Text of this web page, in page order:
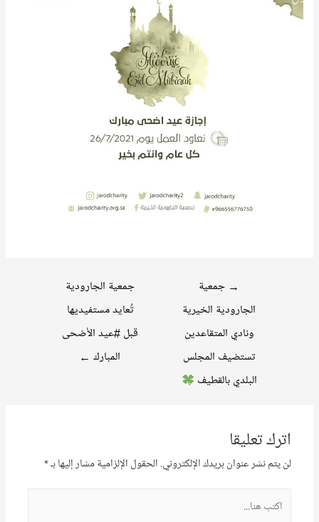
المقالات
→ جمعية
الجارودية الخيرية
ونادي المتقاعدين
تستضيف المجلس
البلدي بالقطيف
جمعية الجارودية
تُعايد مستفيديها
قبل #عيد الأضحى
المبارك ←
اترك تعليقا
لن يتم نشر عنوان بريدك الإلكتروني. الحقول الإلزامية مشار إليها بـ*